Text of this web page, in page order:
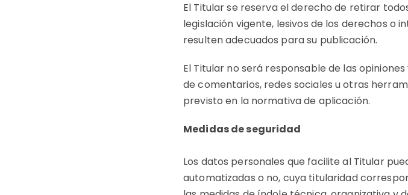
El Titular se reserva el derecho de retirar
legislación vigente, lesivos de los derechos o
resulten adecuados para su publicación.
El Titular no será responsable de las
de comentarios, redes sociales u otras
previsto en la normativa de aplicación.
Medidas de seguridad
Los datos personales que facilite al Titular
automatizadas o no, cuya titularidad